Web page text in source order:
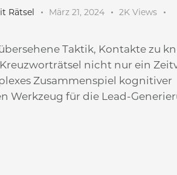
Rätsel März 21, 2024 2K Views
Taktik, Kontakte zu
nicht nur ein
Zusammenspiel kognitiver
Werkzeug für die Lead-